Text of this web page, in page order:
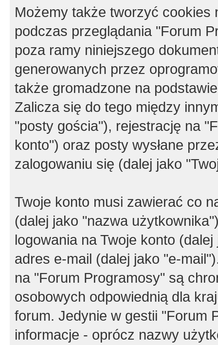
Możemy także tworzyć cookies
podczas przeglądania "Forum
poza ramy niniejszego
generowanych przez
także gromadzone na
Zalicza się do tego między
"posty gościa"), rejestrację na
konto") oraz posty wysłane
zalogowaniu się (dalej jako
Twoje konto musi zawierać co
(dalej jako "nazwa
logowania na Twoje konto
adres e-mail (dalej jako "e-
na "Forum Programosy" są
osobowych odpowiednią dla
forum. Jedynie w gestii "Forum
informacje - oprócz nazwy